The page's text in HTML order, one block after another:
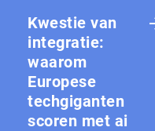
Kwestie van
integratie:
waarom
Europese
techgiganten
scoren met ai